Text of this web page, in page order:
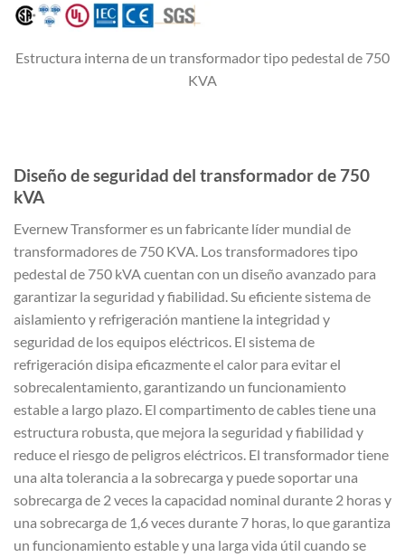
Estructura interna de un transformador tipo pedestal de 750
KVA
Diseño de seguridad del transformador de 750
kVA
Evernew Transformer es un fabricante líder mundial de
transformadores de 750 KVA. Los transformadores tipo
pedestal de 750 kVA cuentan con un diseño avanzado para
garantizar la seguridad y fiabilidad. Su eficiente sistema de
aislamiento y refrigeración mantiene la integridad y
seguridad de los equipos eléctricos. El sistema de
refrigeración disipa eficazmente el calor para evitar el
sobrecalentamiento, garantizando un funcionamiento
estable a largo plazo. El compartimento de cables tiene una
estructura robusta, que mejora la seguridad y fiabilidad y
reduce el riesgo de peligros eléctricos. El transformador tiene
una alta tolerancia a la sobrecarga y puede soportar una
sobrecarga de 2 veces la capacidad nominal durante 2 horas y
una sobrecarga de 1,6 veces durante 7 horas, lo que garantiza
un funcionamiento estable y una larga vida útil cuando se